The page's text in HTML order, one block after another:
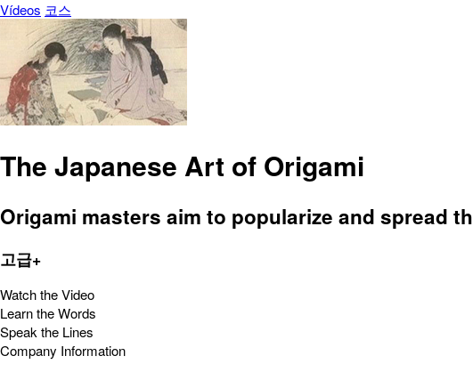
Vídeos 코스
The Japanese Art of Origami
Origami masters aim to popularize and spread
고급+
Watch the Video
Learn the Words
Speak the Lines
Company Information